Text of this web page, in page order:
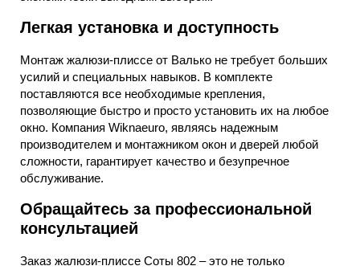
Легкая установка и доступность
Монтаж жалюзи-плиссе от Валько не требует больших
усилий и специальных навыков. В комплекте
поставляются все необходимые крепления,
позволяющие быстро и просто установить их на любое
окно. Компания Wiknaeuro, являясь надежным
производителем и монтажником окон и дверей любой
сложности, гарантирует качество и безупречное
обслуживание.
Обращайтесь за профессиональной
консультацией
Заказ жалюзи-плиссе Соты 802 – это не только